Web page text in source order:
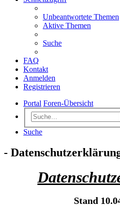
Unbeantwortete Themen
Aktive Themen
Suche
FAQ
Kontakt
Anmelden
Registrieren
Portal Foren-Übersicht
Suche
-
Stand